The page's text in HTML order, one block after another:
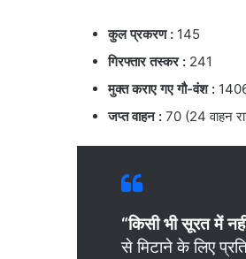
कुल प्रकरण : 145
गिरफ्तार तस्कर : 241
मुक्त कराए गए गौ-वंश :
जप्त वाहन : 70 (24 वाहन
“किसी भी सूरत में
से मिटाने के लिए